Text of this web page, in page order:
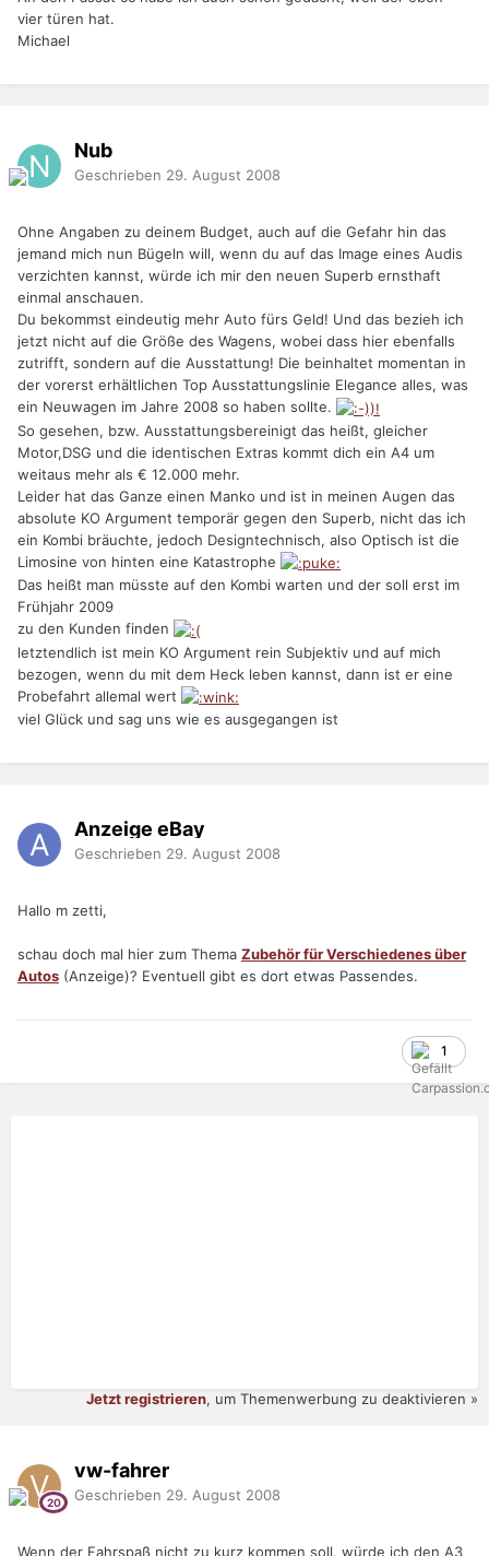
vier türen hat.
Michael
Nub
Geschrieben 29. August 2008
Ohne Angaben zu deinem Budget, auch auf die Gefahr hin das
jemand mich nun Bügeln will, wenn du auf das Image eines Audis
verzichten kannst, würde ich mir den neuen Superb ernsthaft
einmal anschauen.
Du bekommst eindeutig mehr Auto fürs Geld! Und das bezieh ich
jetzt nicht auf die Größe des Wagens, wobei dass hier ebenfalls
zutrifft, sondern auf die Ausstattung! Die beinhaltet momentan in
der vorerst erhältlichen Top Ausstattungslinie Elegance alles, was
ein Neuwagen im Jahre 2008 so haben sollte.
So gesehen, bzw. Ausstattungsbereinigt das heißt, gleicher
Motor,DSG und die identischen Extras kommt dich ein A4 um
weitaus mehr als € 12.000 mehr.
Leider hat das Ganze einen Manko und ist in meinen Augen das
absolute KO Argument temporär gegen den Superb, nicht das ich
ein Kombi bräuchte, jedoch Designtechnisch, also Optisch ist die
Limosine von hinten eine Katastrophe
Das heißt man müsste auf den Kombi warten und der soll erst im
Frühjahr 2009
zu den Kunden finden
letztendlich ist mein KO Argument rein Subjektiv und auf mich
bezogen, wenn du mit dem Heck leben kannst, dann ist er eine
Probefahrt allemal wert
viel Glück und sag uns wie es ausgegangen ist
Anzeige eBay
Geschrieben 29. August 2008
Hallo m zetti,
schau doch mal hier zum Thema Zubehör für Verschiedenes über
Autos (Anzeige)? Eventuell gibt es dort etwas Passendes.
1
Jetzt registrieren, um Themenwerbung zu deaktivieren »
vw-fahrer
Geschrieben 29. August 2008
Wenn der Fahrspaß nicht zu kurz kommen soll, würde ich den A3